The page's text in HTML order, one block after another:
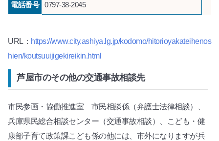
電話番号 0797-38-2045
URL： https://www.city.ashiya.lg.jp/kodomo/hitorioyakateihenos
hien/koutsuuijigekireikin.html
芦屋市のその他の交通事故相談先
市民参画・協働推進室 市民相談係（弁護士法律相談）、
兵庫県民総合相談センター（交通事故相談）、こども・健
康部子育て政策課こども係の他には、市外になりますが兵